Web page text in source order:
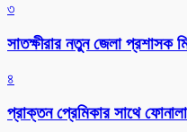
৩
সাতক্ষীরার নতুন জেলা প্রশাসক
৪
প্রাক্তন প্রেমিকার সাথে